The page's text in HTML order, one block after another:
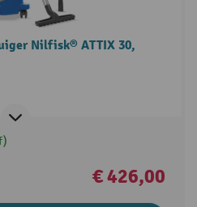
Nilfisk® ATTIX 30,
€ 426,00